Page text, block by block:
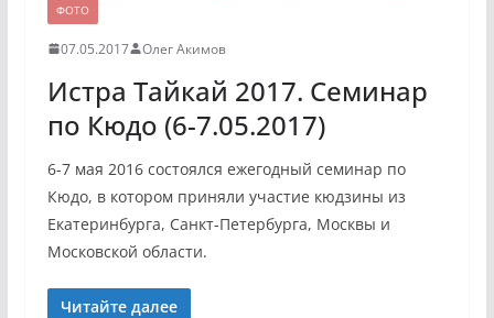
ФОТО
07.05.2017 Олег Акимов
Истра Тайкай 2017. Семинар
по Кюдо (6-7.05.2017)
6-7 мая 2016 состоялся ежегодный семинар по
Кюдо, в котором приняли участие кюдзины из
Екатеринбурга, Санкт-Петербурга, Москвы и
Московской области.
Читайте далее